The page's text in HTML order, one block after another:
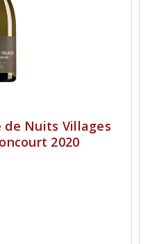
de Nuits Villages
2020